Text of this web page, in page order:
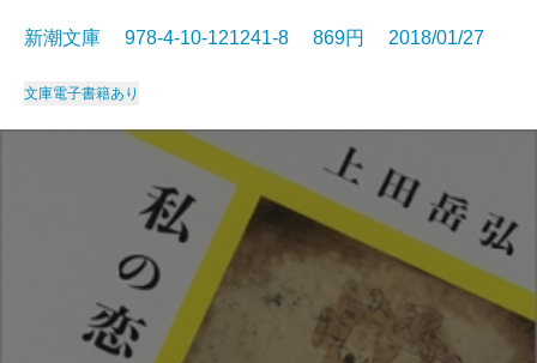
新潮文庫 978-4-10-121241-8 869円 2018/01/27
文庫電子書籍あり